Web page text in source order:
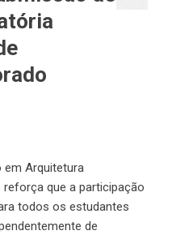
em Arquitetura
reforça que a participação
todos os estudantes
de